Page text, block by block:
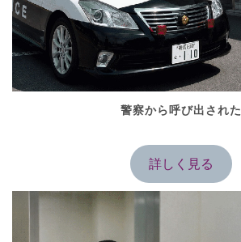
警察から呼び出された
詳しく見る